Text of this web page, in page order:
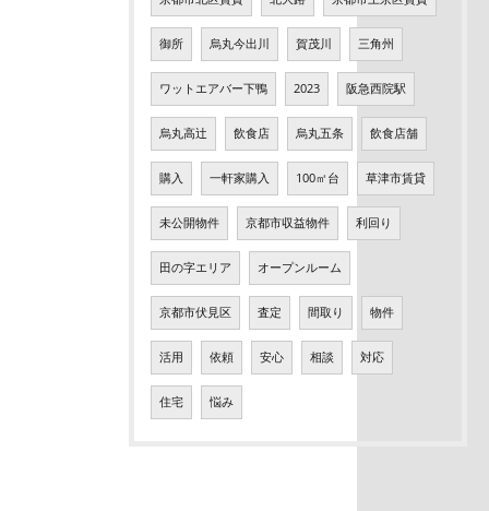
御所 烏丸今出川 賀茂川 三角州
ワットエアバー下鴨 2023 阪急西院駅
烏丸高辻 飲食店 烏丸五条 飲食店舗
購入 一軒家購入 100㎡台 草津市賃貸
未公開物件 京都市収益物件 利回り
田の字エリア オープンルーム
京都市伏見区 査定 間取り 物件
活用 依頼 安心 相談 対応
住宅 悩み